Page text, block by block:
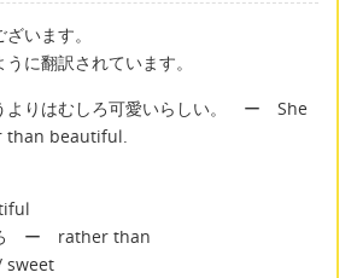
います。
に翻訳されています。
よりはむしろ可愛いらしい。 ー She
than beautiful.
ろ ー rather than